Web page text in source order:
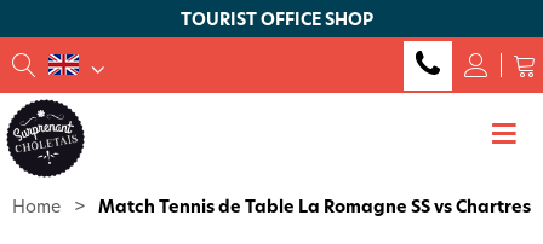
TOURIST OFFICE SHOP
Home > Match Tennis de Table La Romagne SS vs Chartres